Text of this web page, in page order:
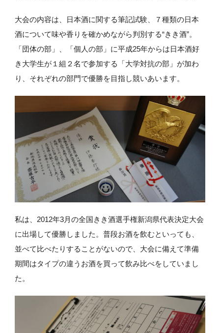
大会の内容は、日本酒に関する筆記試験、７種類の日本
酒について味や香りを確かめながら判別する“きき酒”。
「団体の部」、「個人の部」に平成25年からは日本酒好
き大学生が１組２名で参加する「大学対抗の部」が加わ
り、それぞれの部門で優勝を目指し競いあいます。
私は、2012年3月の全国きき酒選手権新潟県代表決定大会
に出場して優勝しました。普段お酒を飲むといっても、
並べて比べたりすることがないので、大会に備えて準備
期間はタイプの違うお酒を買って飲み比べをしていまし
た。